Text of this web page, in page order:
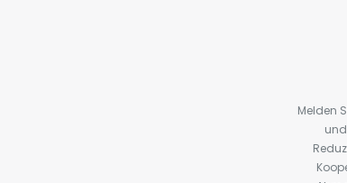
Melden